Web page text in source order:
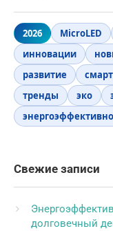
2026 MicroLED
инновации
развитие
тренды
эко
Свежие записи
долговечный